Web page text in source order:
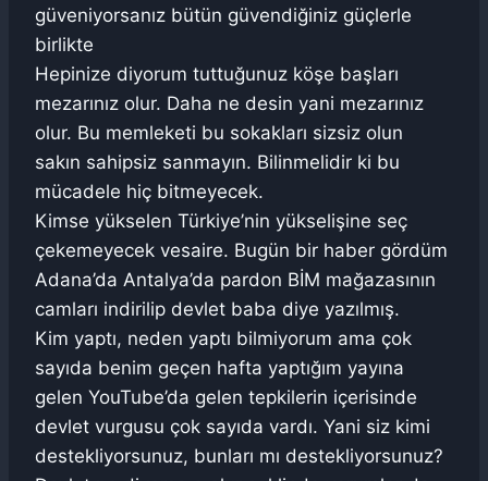
güveniyorsanız bütün güvendiğiniz güçlerle
birlikte
Hepinize diyorum tuttuğunuz köşe başları
mezarınız olur. Daha ne desin yani mezarınız
olur. Bu memleketi bu sokakları sizsiz olun
sakın sahipsiz sanmayın. Bilinmelidir ki bu
mücadele hiç bitmeyecek.
Kimse yükselen Türkiye’nin yükselişine seç
çekemeyecek vesaire. Bugün bir haber gördüm
Adana’da Antalya’da pardon BİM mağazasının
camları indirilip devlet baba diye yazılmış.
Kim yaptı, neden yaptı bilmiyorum ama çok
sayıda benim geçen hafta yaptığım yayına
gelen YouTube’da gelen tepkilerin içerisinde
devlet vurgusu çok sayıda vardı. Yani siz kimi
destekliyorsunuz, bunları mı destekliyorsunuz?